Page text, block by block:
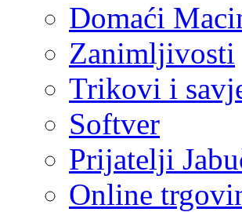
Domaći
Zanimljivosti
Trikovi i
Softver
Prijatelji
Online